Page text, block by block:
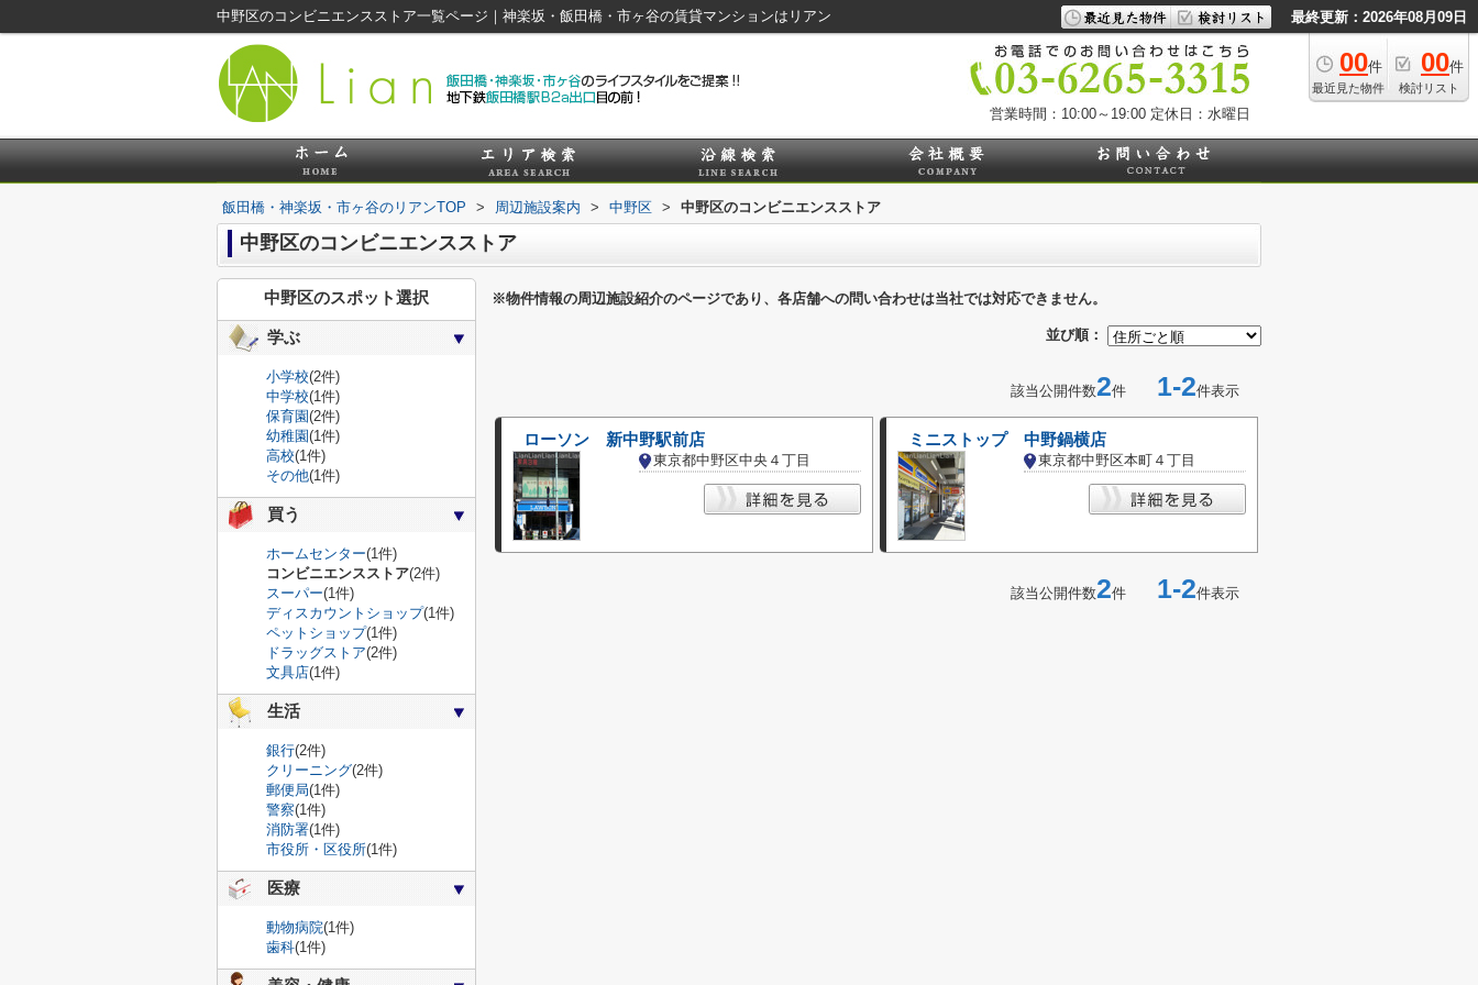
中野区のコンビニエンスストア一覧ページ｜神楽坂・飯田橋・市ヶ谷の賃貸マンションはリアン 最終更新：2026年08月09日
00件
最近見た物件
00件
検討リスト
営業時間：10:00～19:00 定休日：水曜日
飯田橋・神楽坂・市ヶ谷のリアンTOP > 周辺施設案内 > 中野区 > 中野区のコンビニエンスストア
中野区のコンビニエンスストア
※物件情報の周辺施設紹介のページであり、各店舗への問い合わせは当社では対応できません。
並び順：
該当公開件数2件 1-2件表示
ローソン 新中野駅前店
東京都中野区中央４丁目
ミニストップ 中野鍋横店
東京都中野区本町４丁目
該当公開件数2件 1-2件表示
中野区のスポット選択
学ぶ
小学校(2件)
中学校(1件)
保育園(2件)
幼稚園(1件)
高校(1件)
その他(1件)
買う
ホームセンター(1件)
コンビニエンスストア(2件)
スーパー(1件)
ディスカウントショップ(1件)
ペットショップ(1件)
ドラッグストア(2件)
文具店(1件)
生活
銀行(2件)
クリーニング(2件)
郵便局(1件)
警察(1件)
消防署(1件)
市役所・区役所(1件)
医療
動物病院(1件)
歯科(1件)